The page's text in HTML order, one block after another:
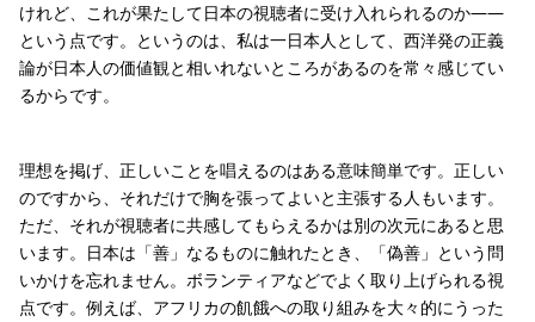
けれど、これが果たして日本の視聴者に受け入れられるのか――
という点です。というのは、私は一日本人として、西洋発の正義
論が日本人の価値観と相いれないところがあるのを常々感じてい
るからです。
理想を掲げ、正しいことを唱えるのはある意味簡単です。正しい
のですから、それだけで胸を張ってよいと主張する人もいます。
ただ、それが視聴者に共感してもらえるかは別の次元にあると思
います。日本は「善」なるものに触れたとき、「偽善」という問
いかけを忘れません。ボランティアなどでよく取り上げられる視
点です。例えば、アフリカの飢餓への取り組みを大々的にうった